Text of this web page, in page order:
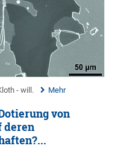
- will. Mehr
von
deren